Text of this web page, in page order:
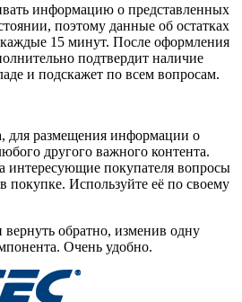
информацию о представленных
поэтому данные об остатках
15 минут. После оформления
подтвердит наличие
и подскажет по всем вопросам.
для размещения информации о
другого важного контента.
интересующие покупателя вопросы
покупке. Используйте её по своему
обратно, изменив одну
Очень удобно.